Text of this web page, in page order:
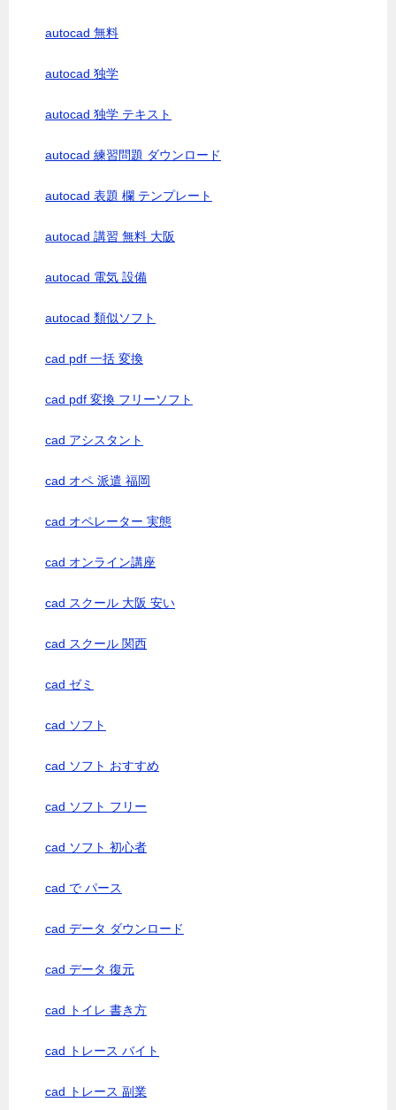
autocad 無料
autocad 独学
autocad 独学 テキスト
autocad 練習問題 ダウンロード
autocad 表題 欄 テンプレート
autocad 講習 無料 大阪
autocad 電気 設備
autocad 類似ソフト
cad pdf 一括 変換
cad pdf 変換 フリーソフト
cad アシスタント
cad オペ 派遣 福岡
cad オペレーター 実態
cad オンライン講座
cad スクール 大阪 安い
cad スクール 関西
cad ゼミ
cad ソフト
cad ソフト おすすめ
cad ソフト フリー
cad ソフト 初心者
cad で パース
cad データ ダウンロード
cad データ 復元
cad トイレ 書き方
cad トレース バイト
cad トレース 副業